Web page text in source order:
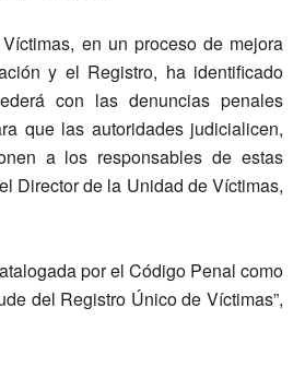
en un proceso de mejora
y el Registro, ha identificado
con las denuncias penales
que las autoridades judicialicen,
a los responsables de estas
Director de la Unidad de Víctimas,
por el Código Penal como
del Registro Único de Víctimas”,